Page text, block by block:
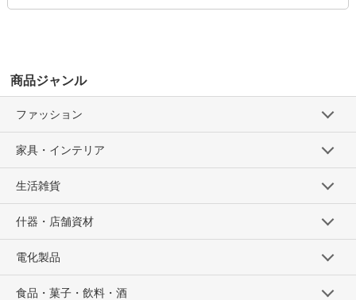
商品ジャンル
ファッション
家具・インテリア
生活雑貨
什器・店舗資材
電化製品
食品・菓子・飲料・酒